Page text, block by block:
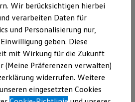
vom Fleck
Wir berücksichtigen hierbei
verarbeiten Daten für
und Personalisierung nur,
geben. Diese
mit Wirkung für die Zukunft
(Meine Präferenzen verwalten)
widerrufen. Weitere
eingesetzten Cookies